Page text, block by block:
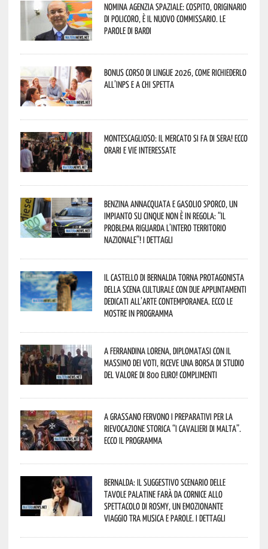
Nomina Agenzia Spaziale: Cospito, originario
di Policoro, è il nuovo commissario. Le
parole di Bardi
Bonus corso di lingue 2026, come richiederlo
all’INPS e a chi spetta
Montescaglioso: il mercato si fa di sera! Ecco
orari e vie interessate
Benzina annacquata e gasolio sporco, un
impianto su cinque non è in regola: “il
problema riguarda l’intero territorio
Nazionale”! I dettagli
Il Castello di Bernalda torna protagonista
della scena culturale con due appuntamenti
dedicati all’arte contemporanea. Ecco le
mostre in programma
A Ferrandina Lorena, diplomatasi con il
massimo dei voti, riceve una borsa di studio
del valore di 800 euro! Complimenti
A Grassano fervono i preparativi per la
Rievocazione Storica “I CAVALIERI DI MALTA”.
Ecco il programma
Bernalda: il suggestivo scenario delle
Tavole Palatine farà da cornice allo
spettacolo di Rosmy, un emozionante
viaggio tra musica e parole. I dettagli